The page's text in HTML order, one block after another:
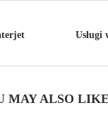
MAY ALSO LIKE